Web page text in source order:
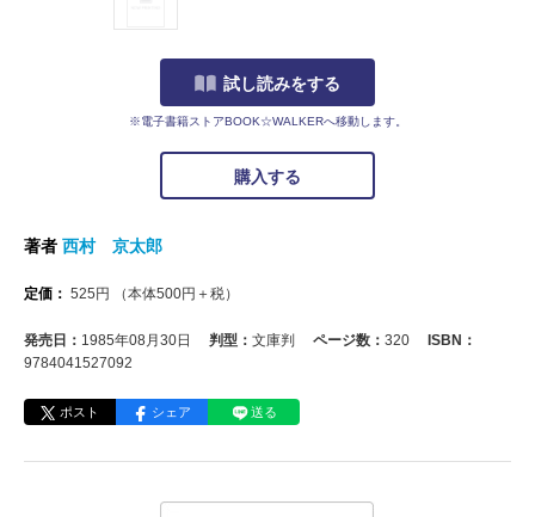
試し読みをする
※電子書籍ストアBOOK☆WALKERへ移動します。
購入する
著者 西村 京太郎
定価： 525 円 （本体500円＋税）
発売日： 1985年08月30日 判型： 文庫判 ページ数： 320
ISBN：
9784041527092
ポスト シェア 送る